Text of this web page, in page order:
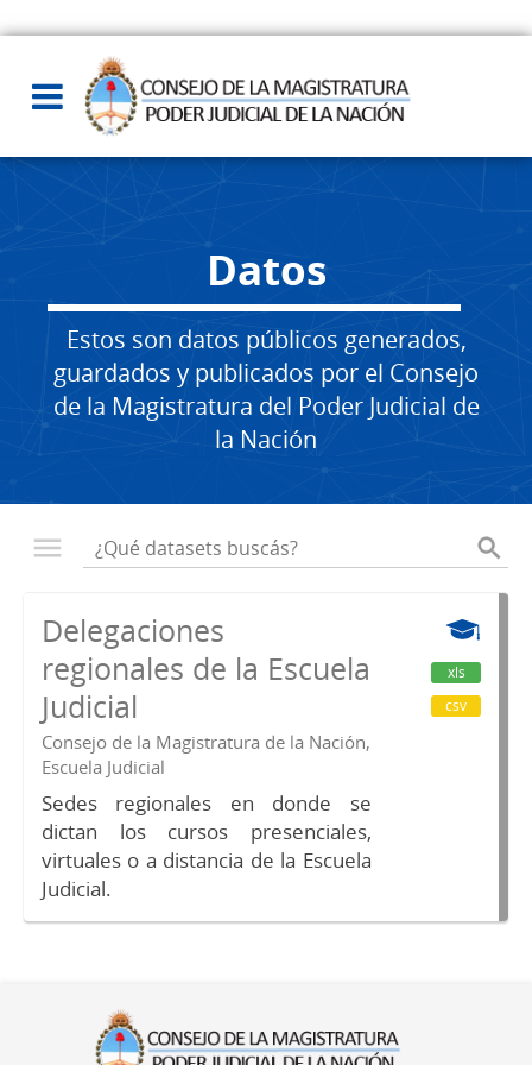
Datos
Estos son datos públicos generados,
guardados y publicados por el Consejo
de la Magistratura del Poder Judicial de
la Nación
Delegaciones
regionales de la Escuela
Judicial
Consejo de la Magistratura de la Nación,
Escuela Judicial
Sedes regionales en donde se
dictan los cursos presenciales,
virtuales o a distancia de la Escuela
Judicial.
xls
csv